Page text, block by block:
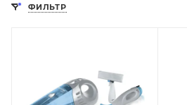
ФИЛЬТР
В наличии в пункте
самовывоза